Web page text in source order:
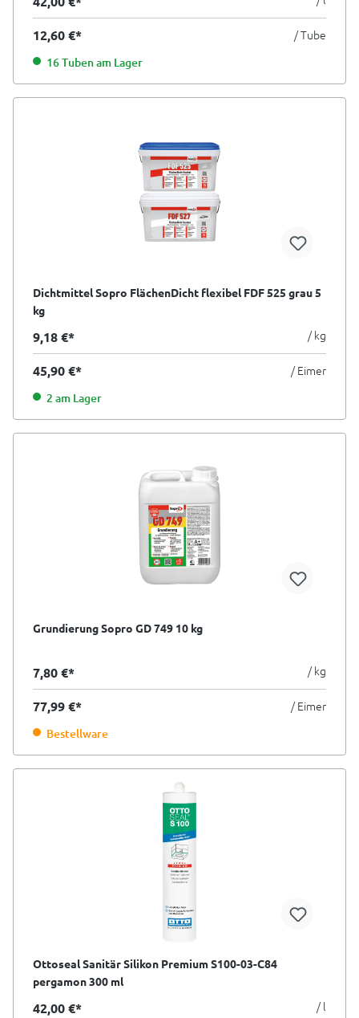
12,60 €* / Tube
16 Tuben am Lager
Dichtmittel Sopro FlächenDicht flexibel FDF 525 grau 5
kg
9,18 €* / kg
45,90 €* / Eimer
2 am Lager
Grundierung Sopro GD 749 10 kg
7,80 €* / kg
77,99 €* / Eimer
Bestellware
Ottoseal Sanitär Silikon Premium S100-03-C84
pergamon 300 ml
42,00 €* / l